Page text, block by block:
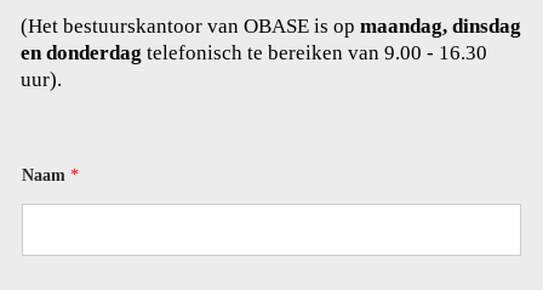
(Het bestuurskantoor van OBASE is opmaandag, dinsdag
en donderdagtelefonisch te bereiken van 9.00 - 16.30
uur).
e
i
Naam*